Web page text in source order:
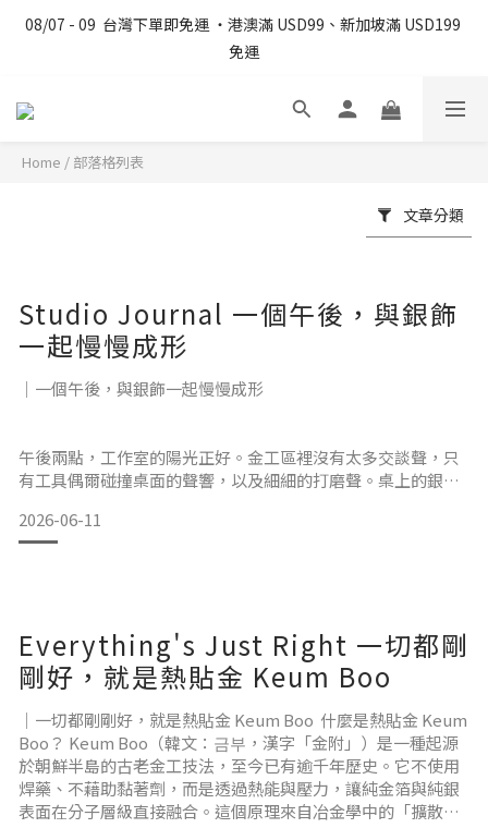
08/07 - 09  台灣下單即免運 ・港澳滿 USD99、新加坡滿 USD199
免運
08/07 - 09  台灣下單即免運 ・港澳滿 USD99、新加坡滿 USD199
免運
會員日飾品限定結帳自動折抵 NT$200 ｜購物金 7% 回饋
Home / 部落格列表
文章分類
Studio Journal 一個午後，與銀飾
一起慢慢成形
｜一個午後，與銀飾一起慢慢成形
午後兩點，工作室的陽光正好。金工區裡沒有太多交談聲，只
有工具偶爾碰撞桌面的聲響，以及細細的打磨聲。桌上的銀料
為戒指、耳環，還是項鍊。 金工夥伴拿起工具、打磨銀料。那
些看似簡單的動作，其實都是作品誕生前的重要準備。有時候
因為它急不得，每一次敲擊都需要控制力道，每一次焊接都需
要等待適當的溫度，每一次打磨都需要花費比想像更多的時
間。
2026-06-11
Everything's Just Right 一切都剛
剛好，就是熱貼金 Keum Boo
｜一切都剛剛好，就是熱貼金 Keum Boo 什麼是熱貼金 Keum
Boo？ Keum Boo（韓文：금부，漢字「金附」）是一種起源
於朝鮮半島的古老金工技法，至今已有逾千年歷史。它不使用
焊藥、不藉助黏著劑，而是透過熱能與壓力，讓純金箔與純銀
表面在分子層級直接融合。這個原理來自冶金學中的「擴散接